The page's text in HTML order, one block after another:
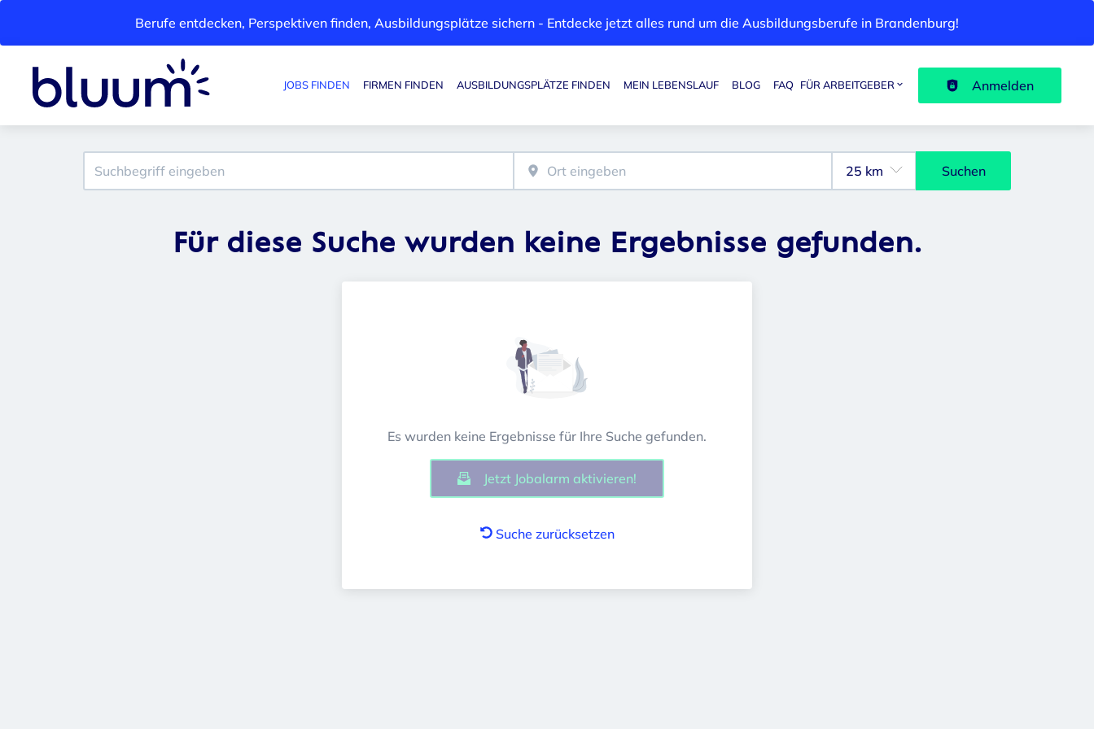
Berufe entdecken, Perspektiven finden, Ausbildungsplätze sichern - Entdecke jetzt alles rund um die Ausbildungsberufe in Brandenburg!
Haupt-Navigation
JOBS FINDEN FIRMEN FINDEN AUSBILDUNGSPLÄTZE FINDEN MEIN LEBENSLAUF BLOG FAQ FÜR ARBEITGEBER Anmelden
Suchen
Für diese Suche wurden keine Ergebnisse gefunden.
Es wurden keine Ergebnisse für Ihre Suche gefunden.
Jetzt Jobalarm aktivieren!
Suche zurücksetzen